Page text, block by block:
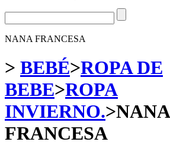
NANA FRANCESA
> BEBÉ>ROPA DE
BEBE>ROPA
INVIERNO.>NANA
FRANCESA